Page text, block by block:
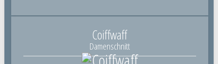
Coiffwaff
Damenschnitt